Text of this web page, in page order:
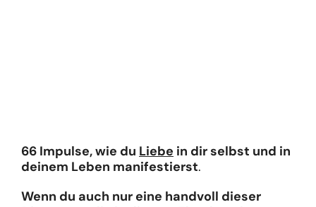
66 Impulse, wie du Liebe in dir selbst und in
deinem Leben manifestierst.
Wenn du auch nur eine handvoll dieser